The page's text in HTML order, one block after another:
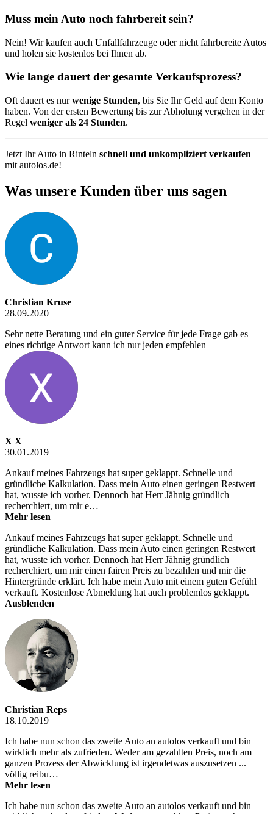
Muss mein Auto noch fahrbereit sein?
Nein! Wir kaufen auch Unfallfahrzeuge oder nicht fahrbereite Autos
und holen sie kostenlos bei Ihnen ab.
Wie lange dauert der gesamte Verkaufsprozess?
Oft dauert es nurwenige Stunden, bis Sie Ihr Geld auf dem Konto
haben. Von der ersten Bewertung bis zur Abholung vergehen in der
Regel weniger als 24 Stunden.
Jetzt Ihr Auto in Rinteln schnell und unkompliziert verkaufen –
mit autolos.de!
Was unsere Kunden über uns sagen
Christian Kruse
28.09.2020
Sehr nette Beratung und ein guter Service für jede Frage gab es
eines richtige Antwort kann ich nur jeden empfehlen
X X
30.01.2019
Ankauf meines Fahrzeugs hat super geklappt. Schnelle und
gründliche Kalkulation. Dass mein Auto einen geringen Restwert
hat, wusste ich vorher. Dennoch hat Herr Jähnig gründlich
recherchiert, um mir e…
Mehr lesen
Ankauf meines Fahrzeugs hat super geklappt. Schnelle und
gründliche Kalkulation. Dass mein Auto einen geringen Restwert
hat, wusste ich vorher. Dennoch hat Herr Jähnig gründlich
recherchiert, um mir einen fairen Preis zu bezahlen und mir die
Hintergründe erklärt. Ich habe mein Auto mit einem guten Gefühl
verkauft. Kostenlose Abmeldung hat auch problemlos geklappt.
Ausblenden
Christian Reps
18.10.2019
Ich habe nun schon das zweite Auto an autolos verkauft und bin
wirklich mehr als zufrieden. Weder am gezahlten Preis, noch am
ganzen Prozess der Abwicklung ist irgendetwas auszusetzen ...
völlig reibu…
Mehr lesen
Ich habe nun schon das zweite Auto an autolos verkauft und bin